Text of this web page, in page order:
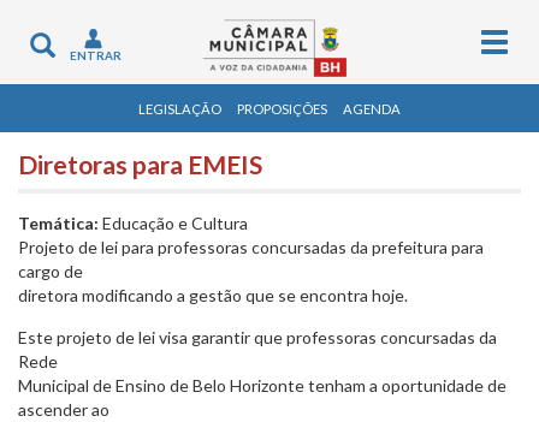
Toggle
navigation
ENTRAR
LEGISLAÇÃO PROPOSIÇÕES AGENDA
Diretoras para EMEIS
Temática: Educação e Cultura
Projeto de lei para professoras concursadas da prefeitura para
cargo de
diretora modificando a gestão que se encontra hoje.
Este projeto de lei visa garantir que professoras concursadas da
Rede
Municipal de Ensino de Belo Horizonte tenham a oportunidade de
ascender ao